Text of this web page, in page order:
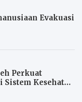
Evakuasi
Perkuat
Kesehatan